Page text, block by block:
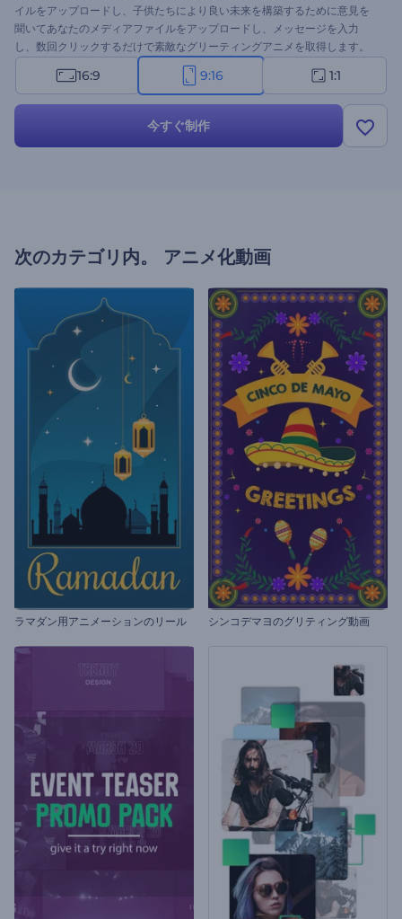
イルをアップロードし、子供たちにより良い未来を構築するために意見を
聞いてあなたのメディアファイルをアップロードし、メッセージを入力
し、数回クリックするだけで素敵なグリーティングアニメを取得します。
休日のイントロ、グリティング動画、お祝いの招待状、テレビコマーシャ
ル、プレゼンテーションのオープニング、その他多くの創造的なプロジェ
16:9 9:16 1:1
今すぐ制作
次のカテゴリ内。 アニメ化動画
ラマダン用アニメーションのリール シンコデマヨのグリティング動画